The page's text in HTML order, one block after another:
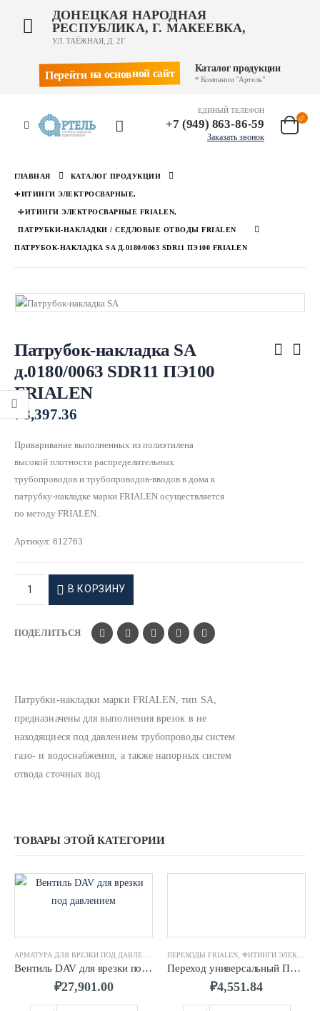
ДОНЕЦКАЯ НАРОДНАЯ
РЕСПУБЛИКА, Г. МАКЕЕВКА,
УЛ. ТАЁЖНАЯ, Д. 2Г
Перейти на основной сайт Каталог продукции
* Компании "Артель"
ЕДИНЫЙ ТЕЛЕФОН
+7 (949) 863-86-59
Заказать звонок
ГЛАВНАЯ КАТАЛОГ ПРОДУКЦИИ
ФИТИНГИ ЭЛЕКТРОСВАРНЫЕ,
ФИТИНГИ ЭЛЕКТРОСВАРНЫЕ FRIALEN,
ПАТРУБКИ-НАКЛАДКИ / СЕДЛОВЫЕ ОТВОДЫ FRIALEN
ПАТРУБОК-НАКЛАДКА SA Д.0180/0063 SDR11 ПЭ100 FRIALEN
Патрубок-накладка SA
д.0180/0063 SDR11 ПЭ100
FRIALEN
8,397.36
Приваривание выполненных из полиэтилена
высокой плотности распределительных
трубопроводов и трубопроводов-вводов в дома к
патрубку-накладке марки FRIALEN осуществляется
по методу FRIALEN.
Артикул: 612763
В КОРЗИНУ
ПОДЕЛИТЬСЯ
Патрубки-накладки марки FRIALEN, тип SA,
предназначены для выполнения врезок в не
находящиеся под давлением трубопроводы систем
газо- и водоснабжения, а также напорных систем
отвода сточных вод
ТОВАРЫ ЭТОЙ КАТЕГОРИИ
,ФИТИНГИ ЭЛЕКТРОСВАРНЫЕ
Вентиль DAV для врезки под давлением д.0180/0050 SDR11 ПЭ100 FRIALEN
₽27,901.00
ПЕРЕХОДЫ FRIALEN ФИТИНГИ ЭЛЕКТРОСВАРНЫЕ FRIALEN
Переход универсальный ПЭ-латунь UAM д.0040/1 1/4″ с внутр. резьбой FRIALEN
₽4,551.84